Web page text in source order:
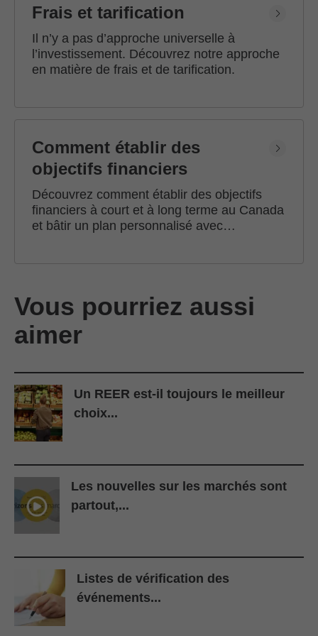
Frais et tarification
Il n’y a pas d’approche universelle à
l’investissement. Découvrez notre approche
en matière de frais et de tarification.
Comment établir des
objectifs financiers
Découvrez comment établir des objectifs
financiers à court et à long terme au Canada
et bâtir un plan personnalisé avec
Vous pourriez aussi
aimer
Un REER est-il toujours le meilleur
choix...
Les nouvelles sur les marchés sont
partout,...
Listes de vérification des
événements...